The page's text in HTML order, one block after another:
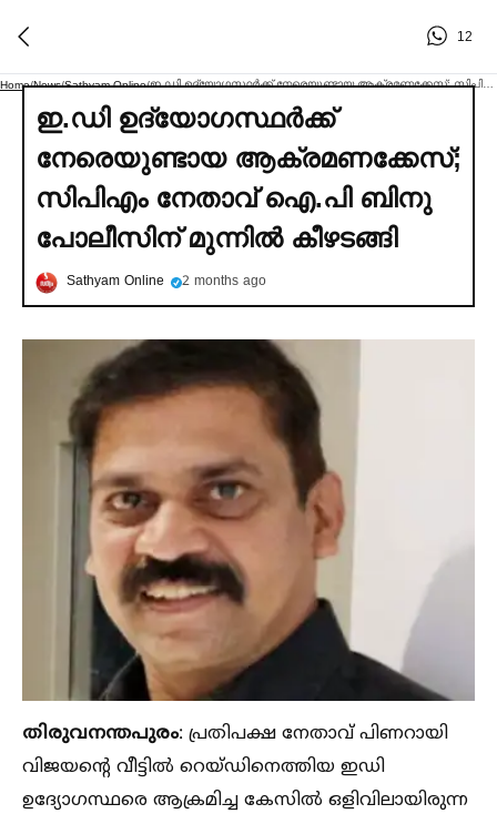
12
Home/News/Sathyam Online/
ഇ.ഡി ഉദ്യോഗസ്ഥര്‍ക്ക്
നേരെയുണ്ടായ ആക്രമണക്കേസ്;
സിപിഎം നേതാവ് ഐ.പി ബിനു
പോലീസിന് മുന്നില്‍ കീഴടങ്ങി
Sathyam Online 2 months ago
തിരുവനന്തപുരം: പ്രതിപക്ഷ നേതാവ് പിണറായി
വിജയന്‍റെ വീട്ടില്‍ റെയ്ഡിനെത്തിയ ഇഡി
ഉദ്യോഗസ്ഥരെ ആക്രമിച്ച കേസില്‍ ഒളിവിലായിരുന്ന